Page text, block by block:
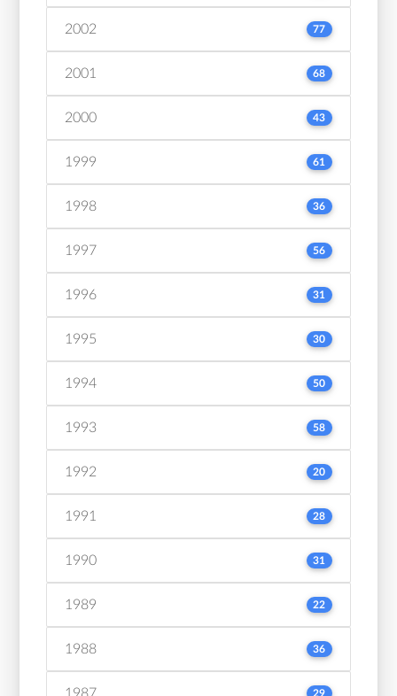
2002 77
2001 68
2000 43
1999 61
1998 36
1997 56
1996 31
1995 30
1994 50
1993 58
1992 20
1991 28
1990 31
1989 22
1988 36
1987 29